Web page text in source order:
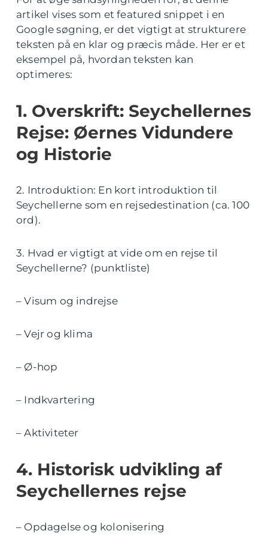
artikel vises som et featured snippet i en
Google søgning, er det vigtigt at strukturere
teksten på en klar og præcis måde. Her er et
eksempel på, hvordan teksten kan
optimeres:
1. Overskrift: Seychellernes
Rejse: Øernes Vidundere
og Historie
2. Introduktion: En kort introduktion til
Seychellerne som en rejsedestination (ca. 100
ord).
3. Hvad er vigtigt at vide om en rejse til
Seychellerne? (punktliste)
– Visum og indrejse
– Vejr og klima
– Ø-hop
– Indkvartering
– Aktiviteter
4. Historisk udvikling af
Seychellernes rejse
– Opdagelse og kolonisering